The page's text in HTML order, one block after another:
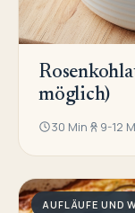
möglich)
30 Min 9-12
AUFLÄUFE UND